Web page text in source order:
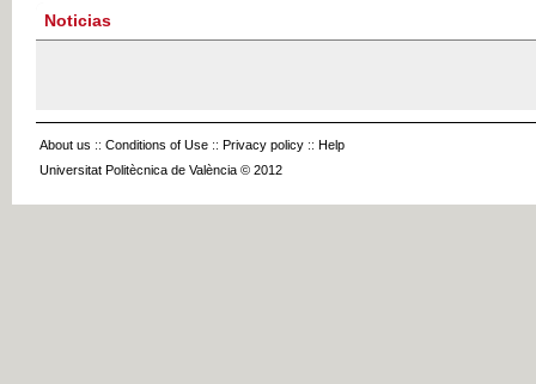
Noticias
About us :: Conditions of Use :: Privacy policy :: Help
Universitat Politècnica de València © 2012